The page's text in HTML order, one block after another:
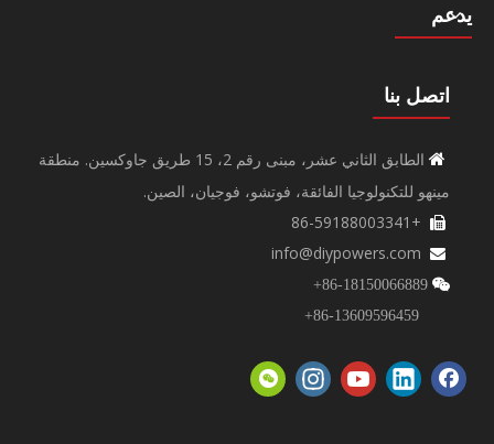
يدعم
اتصل بنا

الطابق الثاني عشر، مبنى رقم 2، 15 طريق جاوكسين. منطقة
مينهو للتكنولوجيا الفائقة، فوتشو، فوجيان، الصين.

+86-59188003341

info@diypowers.com

86-18150066889+